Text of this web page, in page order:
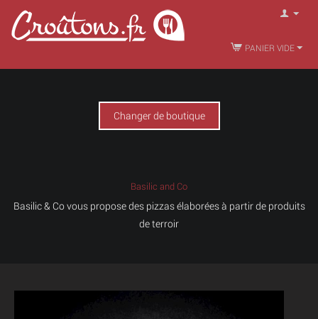
PANIER VIDE
Changer de boutique
Basilic and Co
Basilic & Covous propose des pizzas élaborées à partir de produits
de terroir